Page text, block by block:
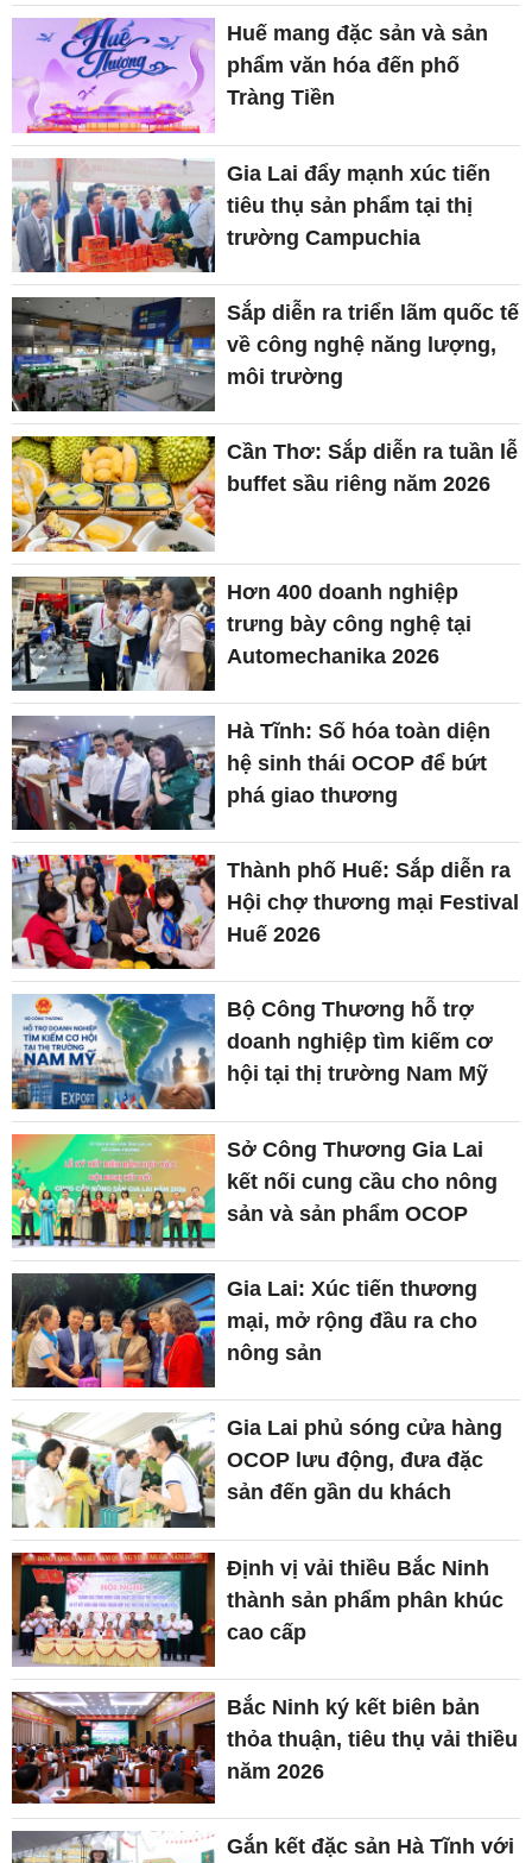
Huế mang đặc sản và sản
phẩm văn hóa đến phố
Tràng Tiền
Gia Lai đẩy mạnh xúc tiến
tiêu thụ sản phẩm tại thị
trường Campuchia
Sắp diễn ra triển lãm quốc tế
về công nghệ năng lượng,
môi trường
Cần Thơ: Sắp diễn ra tuần lễ
buffet sầu riêng năm 2026
Hơn 400 doanh nghiệp
trưng bày công nghệ tại
Automechanika 2026
Hà Tĩnh: Số hóa toàn diện
hệ sinh thái OCOP để bứt
phá giao thương
Thành phố Huế: Sắp diễn ra
Hội chợ thương mại Festival
Huế 2026
Bộ Công Thương hỗ trợ
doanh nghiệp tìm kiếm cơ
hội tại thị trường Nam Mỹ
Sở Công Thương Gia Lai
kết nối cung cầu cho nông
sản và sản phẩm OCOP
Gia Lai: Xúc tiến thương
mại, mở rộng đầu ra cho
nông sản
Gia Lai phủ sóng cửa hàng
OCOP lưu động, đưa đặc
sản đến gần du khách
Định vị vải thiều Bắc Ninh
thành sản phẩm phân khúc
cao cấp
Bắc Ninh ký kết biên bản
thỏa thuận, tiêu thụ vải thiều
năm 2026
Gắn kết đặc sản Hà Tĩnh với